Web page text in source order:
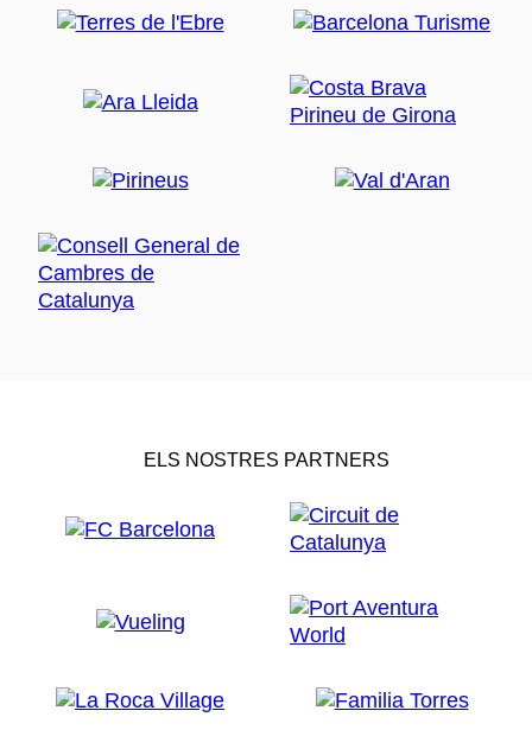
ELS NOSTRES PARTNERS